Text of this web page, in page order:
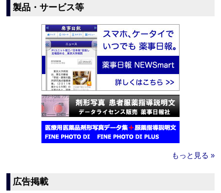
製品・サービス等
もっと見る »
広告掲載